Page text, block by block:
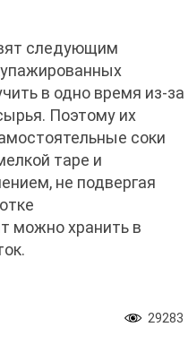
следующим
в одно время из-за
Поэтому их
соки
таре и
не подвергая
можно хранить в
29283